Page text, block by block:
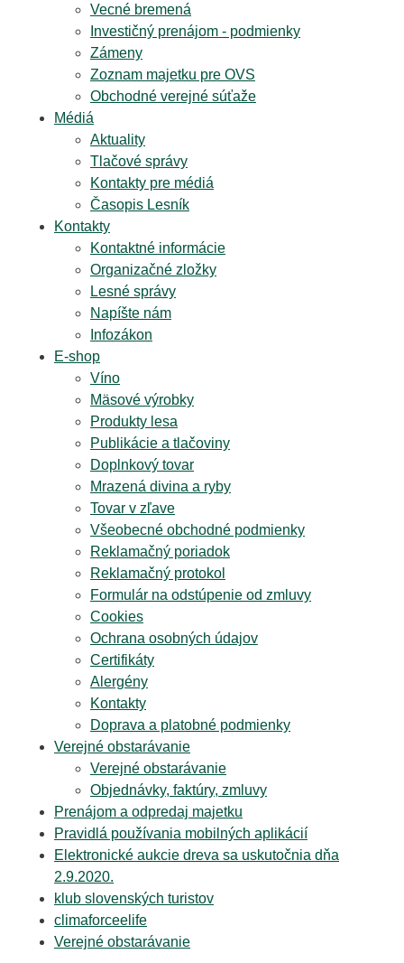
Vecné bremená
Investičný prenájom - podmienky
Zámeny
Zoznam majetku pre OVS
Obchodné verejné súťaže
Médiá
Aktuality
Tlačové správy
Kontakty pre médiá
Časopis Lesník
Kontakty
Kontaktné informácie
Organizačné zložky
Lesné správy
Napíšte nám
Infozákon
E-shop
Víno
Mäsové výrobky
Produkty lesa
Publikácie a tlačoviny
Doplnkový tovar
Mrazená divina a ryby
Tovar v zľave
Všeobecné obchodné podmienky
Reklamačný poriadok
Reklamačný protokol
Formulár na odstúpenie od zmluvy
Cookies
Ochrana osobných údajov
Certifikáty
Alergény
Kontakty
Doprava a platobné podmienky
Verejné obstarávanie
Verejné obstarávanie
Objednávky, faktúry, zmluvy
Prenájom a odpredaj majetku
Pravidlá používania mobilných aplikácií
Elektronické aukcie dreva sa uskutočnia dňa
2.9.2020.
klub slovenských turistov
climaforceelife
Verejné obstarávanie